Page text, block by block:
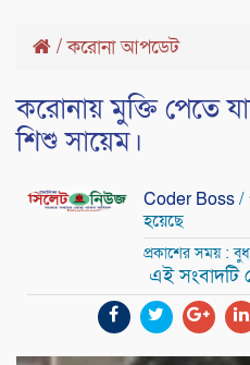
/করোনা আপডেট
করোনায় মুক্তি পেতে
শিশু সায়েম।
Coder Boss/
হয়েছে
প্রকাশের সময় :
এই সংবাদটি